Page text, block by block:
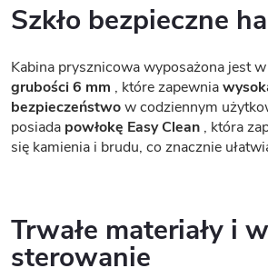
Szkło bezpieczne
Kabina prysznicowa wyposażona jest w
grubości 6 mm , które zapewnia
bezpieczeństwow codziennym
posiada powłokę Easy Clean , która
się kamienia i brudu, co znacznie
Trwałe materiały i
sterowanie